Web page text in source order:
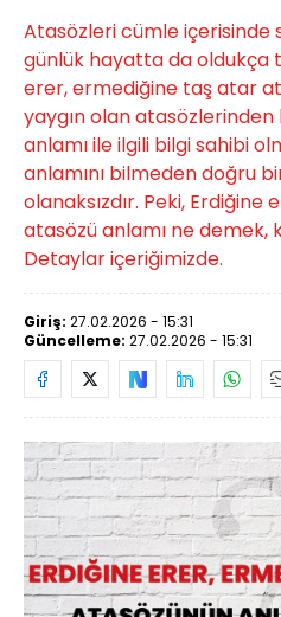
Atasözleri cümle içerisinde
günlük hayatta da oldukça
erer, ermediğine taş atar
yaygın olan atasözlerinden
anlamı ile ilgili bilgi sahibi
anlamını bilmeden doğru
olanaksızdır. Peki,
atasözü anlamı ne demek,
Detaylar içeriğimizde.
Giriş: 27.02.2026 - 15:31
Güncelleme: 27.02.2026 - 15:31